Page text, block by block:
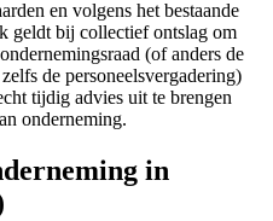
en volgens het bestaande
geldt bij collectief ontslag om
(of anders de
de personeelsvergadering)
tijdig advies uit te brengen
onderneming.
in